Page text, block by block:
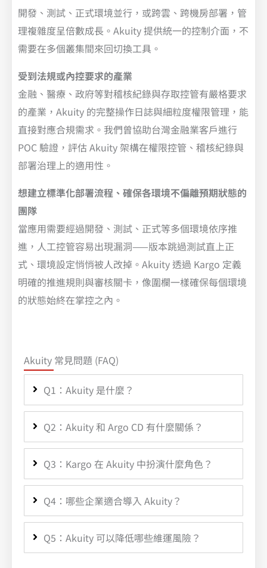
開發、測試、正式環境並行，或跨雲、跨機房部署，管
理複雜度呈倍數成長。Akuity 提供統一的控制介面，不
需要在多個叢集間來回切換工具。
受到法規或內控要求的產業
金融、醫療、政府等對稽核紀錄與存取控管有嚴格要求
的產業，Akuity 的完整操作日誌與細粒度權限管理，能
直接對應合規需求。我們曾協助台灣金融業客戶進行
POC 驗證，評估 Akuity 架構在權限控管、稽核紀錄與
部署治理上的適用性。
想建立標準化部署流程、確保各環境不偏離預期狀態的
團隊
當應用需要經過開發、測試、正式等多個環境依序推
進，人工控管容易出現漏洞——版本跳過測試直上正
式、環境設定悄悄被人改掉。Akuity 透過 Kargo 定義
明確的推進規則與審核關卡，像圍欄一樣確保每個環境
的狀態始終在掌控之內。
Akuity 常見問題 (FAQ)
Q1：Akuity 是什麼？
Q2：Akuity 和 Argo CD 有什麼關係？
Q3：Kargo 在 Akuity 中扮演什麼角色？
Q4：哪些企業適合導入 Akuity？
Q5：Akuity 可以降低哪些維運風險？